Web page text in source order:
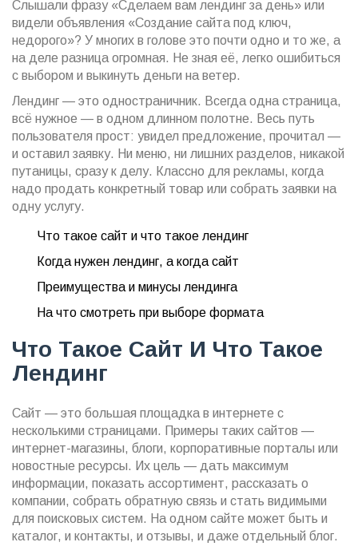
Слышали фразу «Сделаем вам лендинг за день» или
видели объявления «Создание сайта под ключ,
недорого»? У многих в голове это почти одно и то же, а
на деле разница огромная. Не зная её, легко ошибиться
с выбором и выкинуть деньги на ветер.
Лендинг — это одностраничник. Всегда одна страница,
всё нужное — в одном длинном полотне. Весь путь
пользователя прост: увидел предложение, прочитал —
и оставил заявку. Ни меню, ни лишних разделов, никакой
путаницы, сразу к делу. Классно для рекламы, когда
надо продать конкретный товар или собрать заявки на
одну услугу.
Что такое сайт и что такое лендинг
Когда нужен лендинг, а когда сайт
Преимущества и минусы лендинга
На что смотреть при выборе формата
Что Такое Сайт И Что Такое
Лендинг
Сайт — это большая площадка в интернете с
несколькими страницами. Примеры таких сайтов —
интернет-магазины, блоги, корпоративные порталы или
новостные ресурсы. Их цель — дать максимум
информации, показать ассортимент, рассказать о
компании, собрать обратную связь и стать видимыми
для поисковых систем. На одном сайте может быть и
каталог, и контакты, и отзывы, и даже отдельный блог.